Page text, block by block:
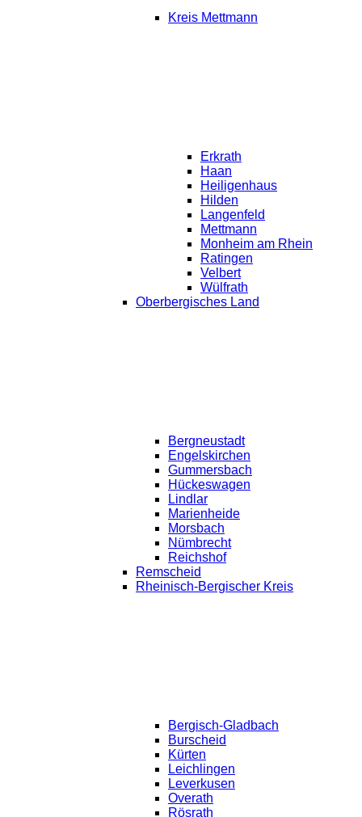
Kreis Mettmann
Erkrath
Haan
Heiligenhaus
Hilden
Langenfeld
Mettmann
Monheim am Rhein
Ratingen
Velbert
Wülfrath
Oberbergisches Land
Bergneustadt
Engelskirchen
Gummersbach
Hückeswagen
Lindlar
Marienheide
Morsbach
Nümbrecht
Reichshof
Remscheid
Rheinisch-Bergischer Kreis
Bergisch-Gladbach
Burscheid
Kürten
Leichlingen
Leverkusen
Overath
Rösrath